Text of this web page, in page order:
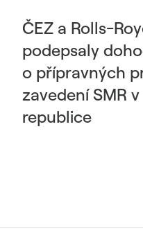
ČEZ a Rolls-
podepsaly
o přípravných
zavedení SMR
republice